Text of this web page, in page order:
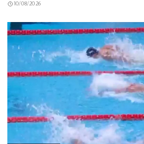
10/08/2026